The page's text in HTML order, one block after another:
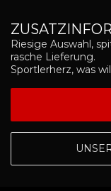
Riesige Auswahl,
rasche Lieferung.
Sportlerherz, was